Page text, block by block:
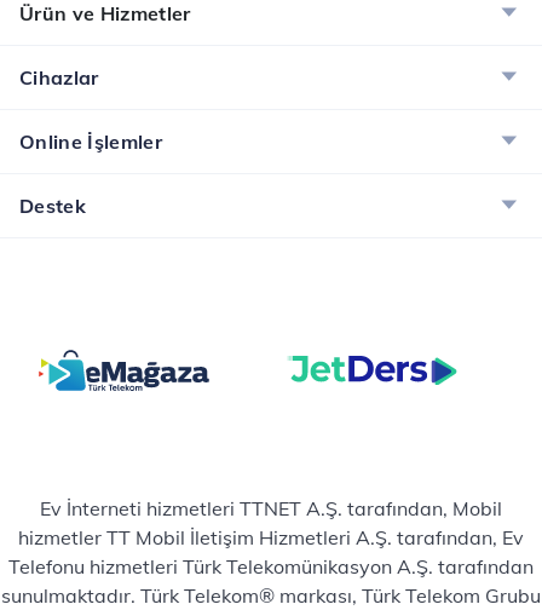
Ürün ve Hizmetler
Cihazlar
Online İşlemler
Destek
Ev İnterneti hizmetleri TTNET A.Ş. tarafından, Mobil
hizmetler TT Mobil İletişim Hizmetleri A.Ş. tarafından, Ev
Telefonu hizmetleri Türk Telekomünikasyon A.Ş. tarafından
sunulmaktadır. Türk Telekom® markası, Türk Telekom Grubu